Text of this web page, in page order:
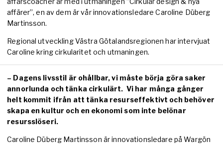
affärer”, en av dem är vår innovationsledare Caroline Düberg
Martinsson.
Regional utveckling Västra Götalandsregionen har intervjuat
Caroline kring cirkularitet och utmaningen.
– Dagens livsstil är ohållbar, vi måste börja göra saker
annorlunda och tänka cirkulärt. Vi har många gånger
helt kommit ifrån att tänka resurseffektivt och behöver
skapa en kultur och en ekonomi som inte belönar
resursslöseri.
Caroline Düberg Martinsson är innovationsledare på Wargön